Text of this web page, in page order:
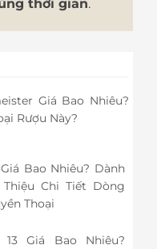
thời gian.
Giá Bao Nhiêu?
Rượu Này?
Bao Nhiêu? Dành
Chi Tiết Dòng
Thoại
13 Giá Bao Nhiêu?